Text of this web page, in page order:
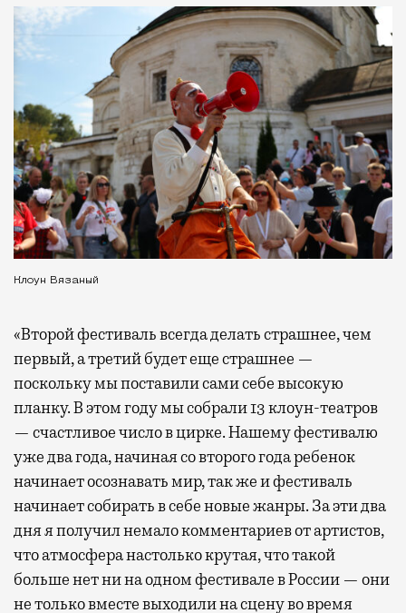
Клоун Вязаный
«Второй фестиваль всегда делать страшнее, чем
первый, а третий будет еще страшнее —
поскольку мы поставили сами себе высокую
планку. В этом году мы собрали 13 клоун-театров
— счастливое число в цирке. Нашему фестивалю
уже два года, начиная со второго года ребенок
начинает осознавать мир, так же и фестиваль
начинает собирать в себе новые жанры. За эти два
дня я получил немало комментариев от артистов,
что атмосфера настолько крутая, что такой
больше нет ни на одном фестивале в России — они
не только вместе выходили на сцену во время